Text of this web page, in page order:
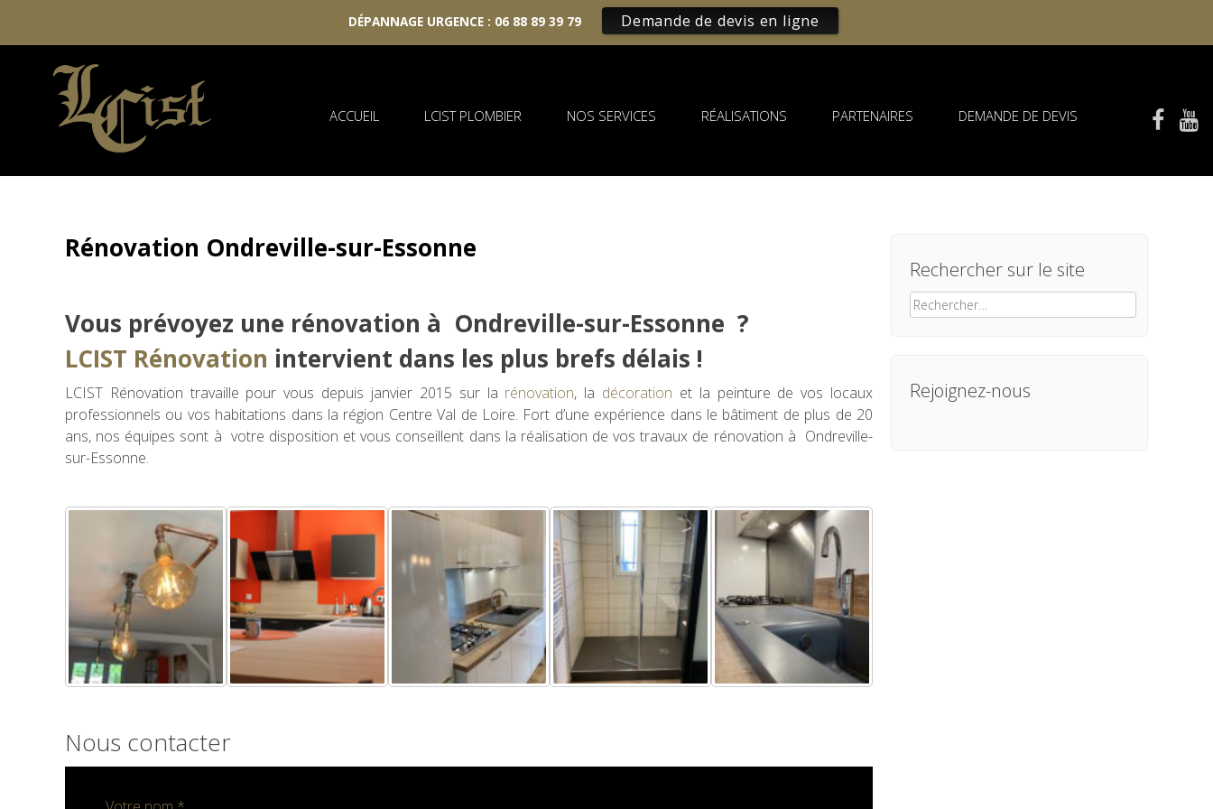
ACCUEIL LCIST PLOMBIER NOS SERVICES RÉALISATIONS PARTENAIRES DEMANDE DE DEVIS
Rénovation Ondreville-sur-Essonne
Vous prévoyez une rénovation à Ondreville-sur-Essonne ?
LCIST Rénovation intervient dans les plus brefs délais !
LCIST Rénovation travaille pour vous depuis janvier 2015 sur la rénovation, la décoration et la peinture de vos locaux
professionnels ou vos habitations dans la région Centre Val de Loire. Fort d’une expérience dans le bâtiment de plus de 20
ans, nos équipes sont à votre disposition et vous conseillent dans la réalisation de vos travaux de rénovation à Ondreville-
sur-Essonne.
Nous contacter
Rechercher sur le site
Rechercher :
Rejoignez-nous
DÉPANNAGE URGENCE : 06 88 89 39 79 Demande de devis en ligne